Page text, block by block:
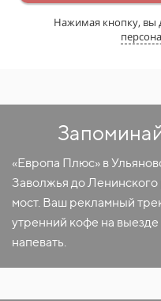
Нажимая кнопку, вы
«Европа Плюс» в
Заволжья до
мост. Ваш рекламный
утренний кофе на выезде
напевать.